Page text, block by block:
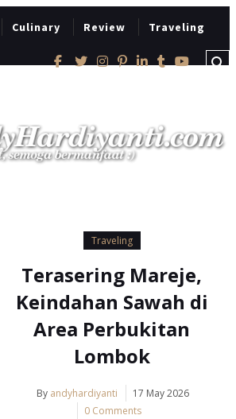
Culinary Review
Traveling
Traveling
Terasering Mareje,
Keindahan Sawah di
Area Perbukitan
Lombok
By andyhardiyanti
17 May 2026
0 Comments
AndyHardiyanti.com